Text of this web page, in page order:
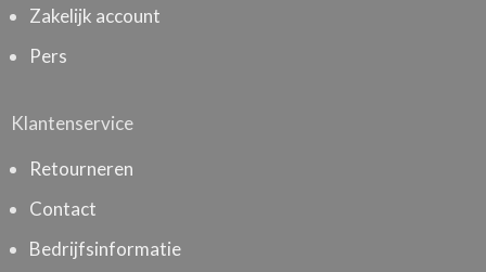
Zakelijk account
Pers
Klantenservice
Retourneren
Contact
Bedrijfsinformatie